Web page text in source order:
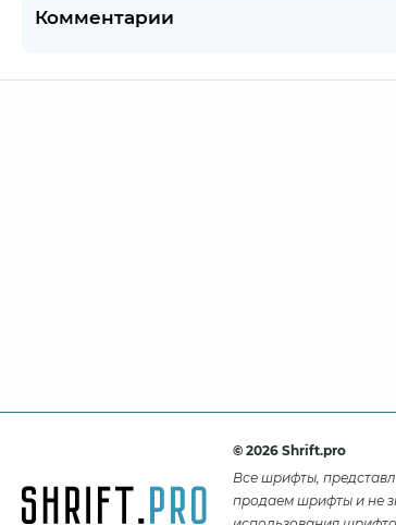
Комментарии
© 2026 Shrift.pro
Все шрифты,
продаем шрифты и не